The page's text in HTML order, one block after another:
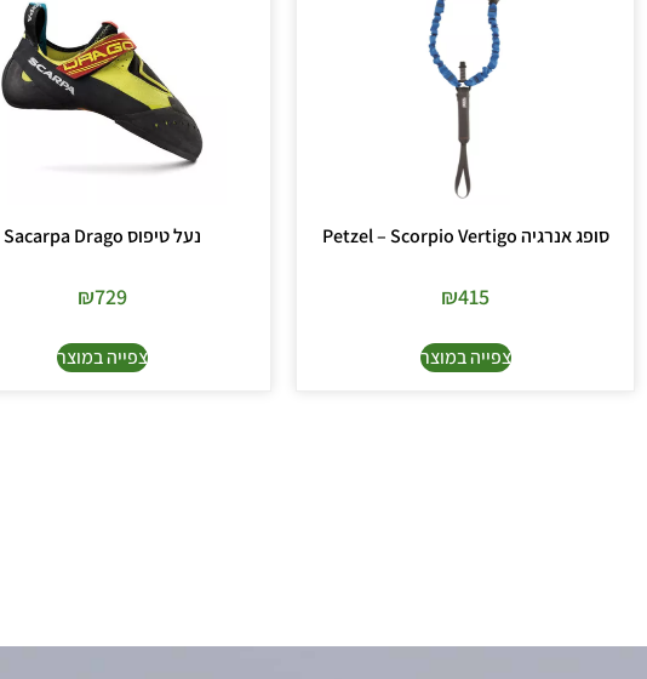
סופג אנרגיה Petzel – Scorpio Vertigo
₪415
צפייה במוצר
נעל טיפוס Sacarpa Drago
₪729
צפייה במוצר